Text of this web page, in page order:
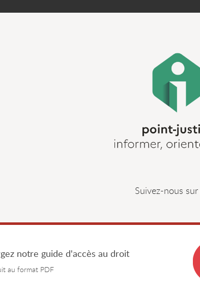
Suivez-nous sur
notre guide d'accès au droit
au format PDF